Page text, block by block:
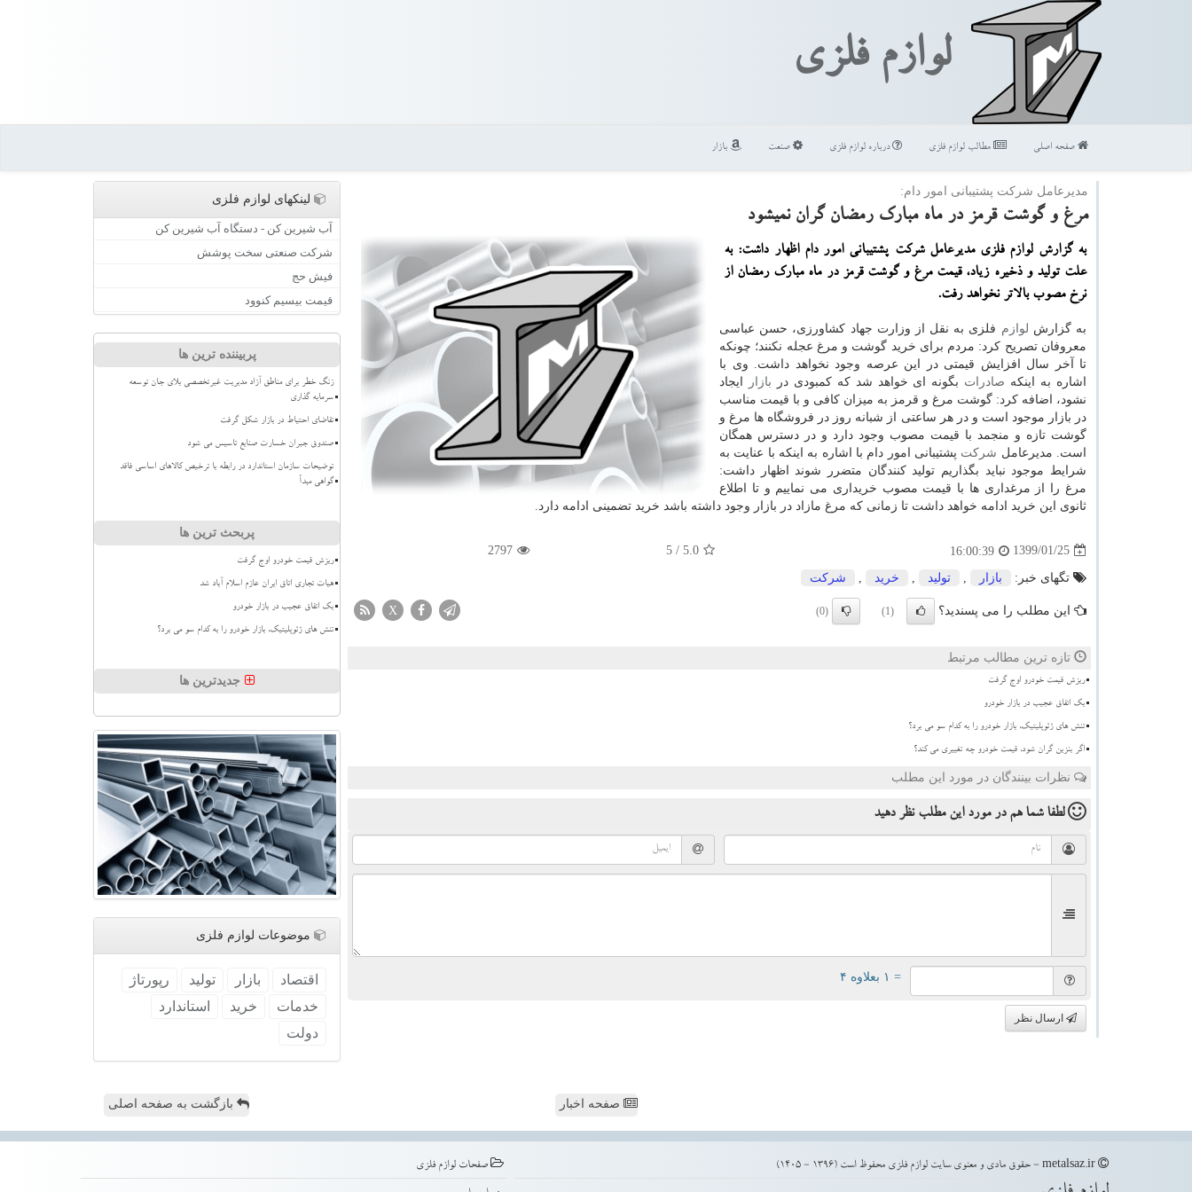
لوازم فلزی
صفحه اصلی مطالب لوازم فلزی درباره لوازم فلزی صنعت بازار
مدیرعامل شركت پشتیبانی امور دام:
مرغ و گوشت قرمز در ماه مبارك رمضان گران نمیشود
به گزارش لوازم فلزی مدیرعامل شركت پشتیبانی امور دام اظهار داشت: به
علت تولید و ذخیره زیاد، قیمت مرغ و گوشت قرمز در ماه مبارك رمضان از
نرخ مصوب بالاتر نخواهد رفت.
به گزارش لوازم فلزی به نقل از وزارت جهاد كشاورزی، حسن عباسی
معروفان تصریح كرد: مردم برای خرید گوشت و مرغ عجله نكنند؛ چونكه
تا آخر سال افزایش قیمتی در این عرصه وجود نخواهد داشت. وی با
اشاره به اینكه صادرات بگونه ای خواهد شد كه كمبودی در بازار
ایجاد
نشود، اضافه كرد: گوشت مرغ و قرمز به میزان كافی و با قیمت مناسب
در بازار موجود است و در هر ساعتی از شبانه روز در فروشگاه ها مرغ و
گوشت تازه و منجمد با قیمت مصوب وجود دارد و در دسترس همگان
است. مدیرعامل شركت پشتیبانی امور دام با اشاره به اینكه با عنایت به
شرایط موجود نباید بگذاریم تولید كنندگان متضرر شوند اظهار داشت:
مرغ را از مرغداری ها با قیمت مصوب خریداری می نماییم و تا اطلاع
ثانوی این خرید ادامه خواهد داشت تا زمانی كه مرغ مازاد در بازار وجود داشته باشد خرید تضمینی ادامه دارد.
1399/01/25
16:00:39
5.0
/ 5
2797
تگهای خبر: بازار تولید خرید شركت
این مطلب را می پسندید؟ (1)
(0)
X
تازه ترین مطالب مرتبط
ریزش قیمت خودرو اوج گرفت
بک اتفاق عجیب در بازار خودرو
تنش های ژئوپلیتیک، بازار خودرو را به کدام سو می برد؟
اگر بنزین گران شود، قیمت خودرو چه تغییری می کند؟
نظرات بینندگان در مورد این مطلب
لطفا شما همدر مورد این مطلب نظر دهید
= ۱ بعلاوه ۴
ارسال نظر
لینکهای لوازم فلزی
آب شیرین کن - دستگاه آب شیرین کن
شرکت صنعتی سخت پوشش
فیش حج
قیمت بیسیم کنوود
پربیننده ترین ها
زنگ خطر برای مناطق آزاد مدیریت غیرتخصصی بلای جان توسعه
سرمایه گذاری
تقاضای احتیاط در بازار شکل گرفت
صندوق جبران خسارت صنایع تاسیس می شود
توضیحات سازمان استاندارد در رابطه با ترخیص کالاهای اساسی فاقد
گواهی مبدأ
پربحث ترین ها
ریزش قیمت خودرو اوج گرفت
هیات تجاری اتاق ایران عازم اسلام آباد شد
بک اتفاق عجیب در بازار خودرو
تنش های ژئوپلیتیک، بازار خودرو را به کدام سو می برد؟
جدیدترین ها
موضوعات لوازم فلزی
اقتصاد بازار تولید
رپورتاژ
خدمات
خرید
استاندارد
دولت
صفحه اخبار بازگشت به صفحه اصلی
صفحات لوازم فلزی